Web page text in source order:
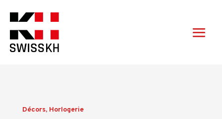
Décors, Horlogerie